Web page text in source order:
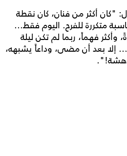
"كان أكثر من فنان، كان نقطة
متكررة للفرح. اليوم فقط...
فهماً، ربما لم تكن ليلة
إلا بعد أن مضى، وداعاً يشبهه،